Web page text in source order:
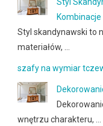
Kombinacje
Styl skandynawski to
materiałów, …
szafy na wymiar
wnętrzu charakteru, …